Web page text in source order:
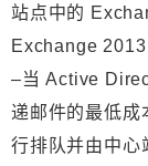
站点中的
Exchange 2013
–当 Active
递邮件的最低成
行排队并由中心